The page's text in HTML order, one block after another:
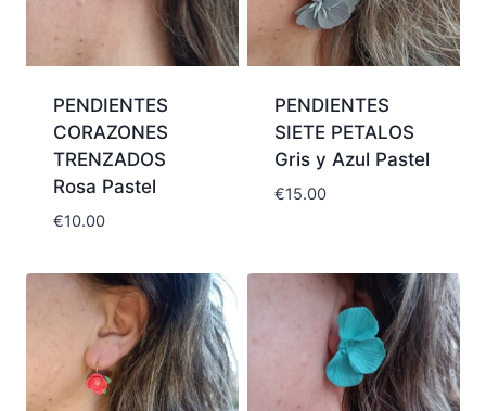
PENDIENTES
CORAZONES
TRENZADOS
Rosa Pastel
€10.00
PENDIENTES
SIETE PETALOS
Gris y Azul Pastel
€15.00